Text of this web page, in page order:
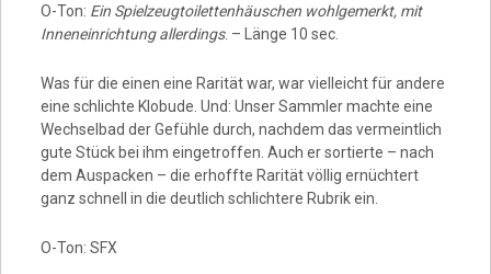
O-Ton: Ein Spielzeugtoilettenhäuschen wohlgemerkt, mit
Inneneinrichtung allerdings. – Länge 10 sec.
Was für die einen eine Rarität war, war vielleicht für andere
eine schlichte Klobude. Und: Unser Sammler machte eine
Wechselbad der Gefühle durch, nachdem das vermeintlich
gute Stück bei ihm eingetroffen. Auch er sortierte – nach
dem Auspacken – die erhoffte Rarität völlig ernüchtert
ganz schnell in die deutlich schlichtere Rubrik ein.
O-Ton: SFX